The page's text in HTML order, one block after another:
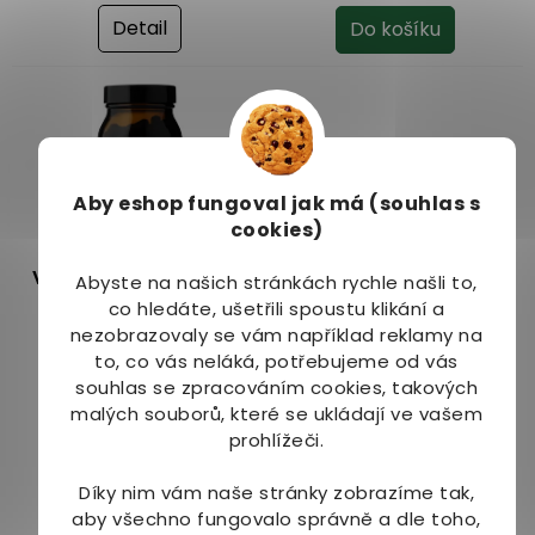
Aby eshop fungoval jak má (souhlas s
cookies)
Abyste na našich stránkách rychle našli to,
co hledáte, ušetřili spoustu klikání a
nezobrazovaly se vám například reklamy na
to, co vás neláká, potřebujeme od vás
souhlas se zpracováním cookies, takových
malých souborů, které se ukládají ve vašem
prohlížeči.
Díky nim vám naše stránky zobrazíme tak,
aby všechno fungovalo správně a dle toho,
hvězdiček.
Detail
5
hvězdiček.
Do košíku
–9 %
Viridian Saw Palmetto
Berry 90 kapslí
Dostupné do 1 dne
(>10 ks)
699 Kč
Pharma Activ Saw
Palmetto 50 tbl.
Dostupné do 2 dnů
159 Kč
4 položek celkem